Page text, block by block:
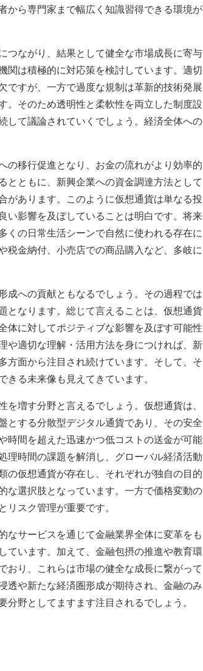
から専門家まで幅広く知識習得できる環境が
つながり、結果として健全な市場成長に寄与
関は積極的に対応策を検討しています。適切
ですが、一方で過度な規制は革新的技術発展
。そのため透明性と柔軟性を両立した制度設
して議論されていくでしょう。経済全体への
の移行促進となり、お金の流れがより効率的
とともに、新興企業への資金調達方法として
があります。このように仮想通貨は単なる投
い影響を及ぼしていることは明白です。将来
くの日常生活シーンで自然に使われる存在に
税金納付、小売店での商品購入など、多岐に
成への貢献ともなるでしょう。その過程では
となります。総じて言えることは、仮想通貨
体に対してポジティブな影響を及ぼす可能性
や適切な理解・活用方法を身につければ、新
方面から注目され続けています。そして、そ
る未来像も見えてきています。
増す分野と言えるでしょう。仮想通貨は、
とする分散型デジタル通貨であり、その安全
時間を超えた迅速かつ低コストの送金が可能
理時間の課題を解消し、グローバル経済活動
の仮想通貨が存在し、それぞれが独自の目的
な選択肢となっています。一方で価格変動の
スク管理が重要です。
なサービスを通じて金融業界全体に変革をも
ています。加えて、金融包摂の推進や教育環
おり、これらは市場の健全な成長に繋がって
透や新たな経済圏形成が期待され、金融のみ
野としてますます注目されるでしょう。